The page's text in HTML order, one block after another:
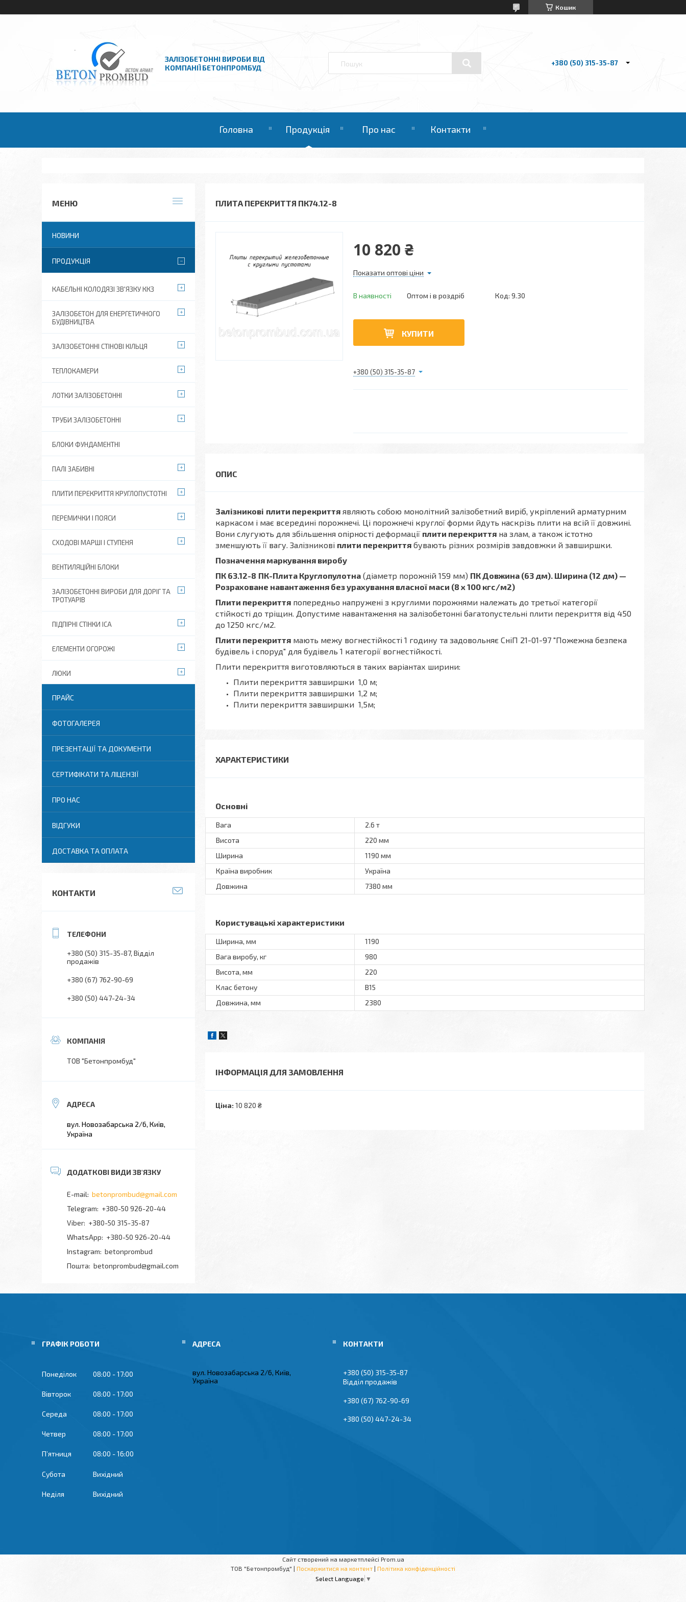
Кошик
ЗАЛІЗОБЕТОННІ ВИРОБИ ВІД
КОМПАНІЇ БЕТОНПРОМБУД
+380 (50) 315-35-87
Головна Продукція Про нас Контакти
ПЛИТА ПЕРЕКРИТТЯ ПК74.12-8
10 820 ₴
Показати оптові ціни
В наявності Оптом і в роздріб Код: 9.30
КУПИТИ
+380 (50) 315-35-87
Залізникові плити перекриття являють собою монолітний залізобетний виріб, укріплений арматурним
каркасом і має всередині порожнечі. Ці порожнечі круглої форми йдуть наскрізь плити на всій її довжині.
Вони слугують для збільшення опірності деформації плити перекриття на злам, а також істотно
зменшують її вагу. Залізникові плити перекриття бувають різних розмірів завдовжки й завширшки.
Позначення маркування виробу
ПК 63.12-8 ПК-Плита Круглопулотна (діаметр порожній 159 мм) ПК Довжина (63 дм). Ширина (12 дм) —
Розраховане навантаження без урахування власної маси (8 х 100 кгс/м2)
Плити перекриття попередньо напружені з круглими порожнями належать до третьої категорії
стійкості до тріщин. Допустиме навантаження на залізобетонні багатопустельні плити перекриття від 450
до 1250 кгс/м2.
Плити перекриття мають межу вогнестійкості 1 годину та задовольняє СніП 21-01-97 "Пожежна безпека
будівель і споруд" для будівель 1 категорії вогнестійкості.
Плити перекриття виготовляються в таких варіантах ширини:
Плити перекриття завширшки 1,0 м;
Плити перекриття завширшки 1,2 м;
Плити перекриття завширшки 1,5м;
ХАРАКТЕРИСТИКИ
Основні
Вага
2.6 т
Висота
220 мм
Ширина
1190 мм
Країна виробник
Україна
Довжина
7380 мм
Користувацькi характеристики
Ширина, мм
1190
Вага виробу, кг
980
Висота, мм
220
Клас бетону
В15
Довжина, мм
2380
ІНФОРМАЦІЯ ДЛЯ ЗАМОВЛЕННЯ
Ціна: 10 820 ₴
НОВИНИ
ПРОДУКЦІЯ
КАБЕЛЬНІ КОЛОДЯЗІ ЗВ'ЯЗКУ ККЗ
ЗАЛІЗОБЕТОН ДЛЯ ЕНЕРГЕТИЧНОГО
БУДІВНИЦТВА
ЗАЛІЗОБЕТОННІ СТІНОВІ КІЛЬЦЯ
ТЕПЛОКАМЕРИ
ЛОТКИ ЗАЛІЗОБЕТОННІ
ТРУБИ ЗАЛІЗОБЕТОННІ
БЛОКИ ФУНДАМЕНТНІ
ПАЛІ ЗАБИВНІ
ПЛИТИ ПЕРЕКРИТТЯ КРУГЛОПУСТОТНІ
ПЕРЕМИЧКИ І ПОЯСИ
СХОДОВІ МАРШІ І СТУПЕНЯ
ВЕНТИЛЯЦІЙНІ БЛОКИ
ЗАЛІЗОБЕТОННІ ВИРОБИ ДЛЯ ДОРІГ ТА
ТРОТУАРІВ
ПІДПІРНІ СТІНКИ ІСА
ЕЛЕМЕНТИ ОГОРОЖІ
ЛЮКИ
ПРАЙС
ФОТОГАЛЕРЕЯ
ПРЕЗЕНТАЦІЇ ТА ДОКУМЕНТИ
СЕРТИФІКАТИ ТА ЛІЦЕНЗІЇ
ПРО НАС
ВІДГУКИ
ДОСТАВКА ТА ОПЛАТА
КОНТАКТИ
+380 (50) 315-35-87 Відділ
продажів
+380 (67) 762-90-69
+380 (50) 447-24-34
ТОВ "Бетонпромбуд"
вул. Новозабарська 2/6, Київ,
Україна
betonprombud@gmail.com
+380-50 926-20-44
+380-50 315-35-87
+380-50 926-20-44
Instagram betonprombud
Пошта betonprombud@gmail.com
ГРАФІК РОБОТИ
Понеділок 08:00 17:00
Вівторок 08:00 17:00
Середа 08:00 17:00
Четвер 08:00 17:00
Пʼятниця 08:00 16:00
Субота Вихідний
Неділя Вихідний
вул. Новозабарська 2/6, Київ,
Україна
+380 (50) 315-35-87
Відділ продажів
+380 (67) 762-90-69
+380 (50) 447-24-34
Сайт створений на маркетплейсі Prom.ua
ТОВ "Бетонпромбуд" | Поскаржитися на контент | Політика конфіденційності
Select Language ▼